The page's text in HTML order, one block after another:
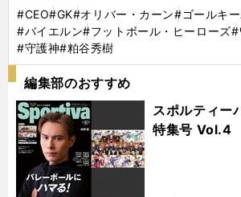
#CEO#GK#オリバー・カーン#ゴールキ
#バイエルン#フットボール・ヒーローズ#
#守護神#粕谷秀樹
編集部のおすすめ
スポルティ
特集号 Vol.4